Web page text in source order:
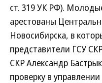
ст. 319 УК РФ).
арестованы
Новосибирска, в
представители ГСУ
СКР Александр
проверку в